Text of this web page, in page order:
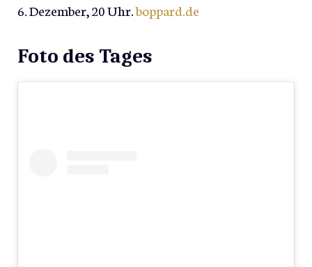
6. Dezember, 20 Uhr.boppard.de
Foto des Tages